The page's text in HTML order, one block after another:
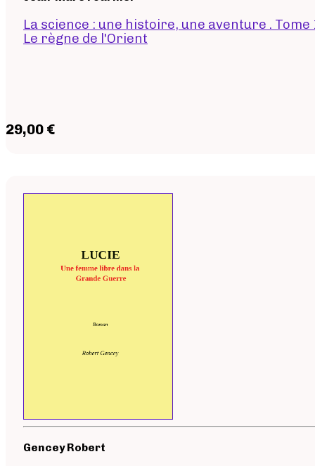
La science : une histoire, une aventure . Tome
Le règne de l'Orient
29,00 €
Gencey Robert